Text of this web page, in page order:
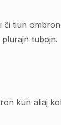
tiun
plurajn tubojn.
kun aliaj